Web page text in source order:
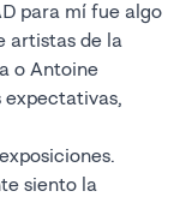
para mí fue algo
artistas de la
o Antoine
expectativas,
siento la